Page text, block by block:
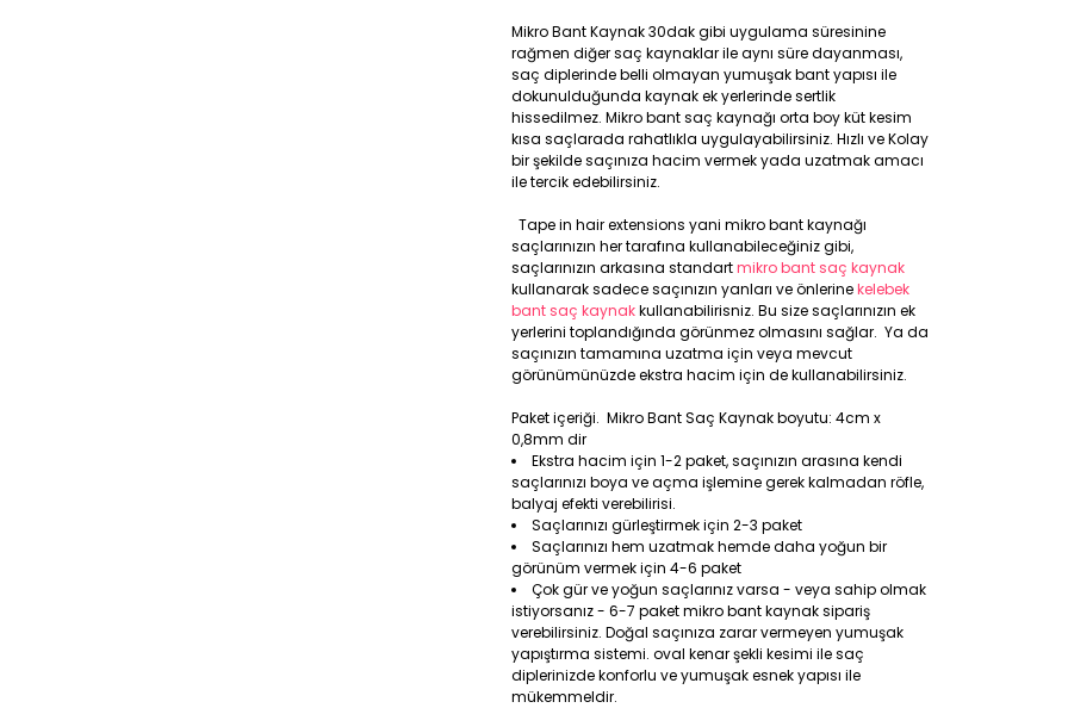
Mikro Bant Kaynak 30dak gibi uygulama süresinine
rağmen diğer saç kaynaklar ile aynı süre dayanması,
saç diplerinde belli olmayan yumuşak bant yapısı ile
dokunulduğunda kaynak ek yerlerinde sertlik
hissedilmez. Mikro bant saç kaynağı orta boy küt kesim
kısa saçlarada rahatlıkla uygulayabilirsiniz. Hızlı ve Kolay
bir şekilde saçınıza hacim vermek yada uzatmak amacı
ile tercik edebilirsiniz.
Tape in hair extensions yani mikro bant kaynağı
saçlarınızın her tarafına kullanabileceğiniz gibi,
saçlarınızın arkasına standartmikro bant saç kaynak
kullanarak sadece saçınızın yanları ve önlerinekelebek
bant saç kaynakkullanabilirisniz. Bu size saçlarınızın ek
yerlerini toplandığında görünmez olmasını sağlar. Ya da
saçınızın tamamına uzatma için veya mevcut
görünümünüzde ekstra hacim için de kullanabilirsiniz.
Paket içeriği. Mikro Bant Saç Kaynak boyutu: 4cm x
0,8mm dir
Ekstra hacim için 1-2 paket, saçınızın arasına kendi
saçlarınızı boya ve açma işlemine gerek kalmadan röfle,
balyaj efekti verebilirisi.
Saçlarınızı gürleştirmek için 2-3 paket
Saçlarınızı hem uzatmak hemde daha yoğun bir
görünüm vermek için 4-6 paket
Çok gür ve yoğun saçlarınız varsa - veya sahip olmak
istiyorsanız - 6-7 paket mikro bant kaynak sipariş
verebilirsiniz. Doğal saçınıza zarar vermeyen yumuşak
yapıştırma sistemi. oval kenar şekli kesimi ile saç
diplerinizde konforlu ve yumuşak esnek yapısı ile
mükemmeldir.